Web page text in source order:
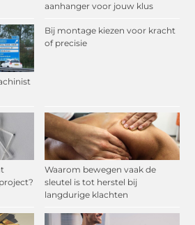
aanhanger voor jouw klus
Bij montage kiezen voor kracht
of precisie
Waarom bewegen vaak de
sleutel is tot herstel bij
langdurige klachten